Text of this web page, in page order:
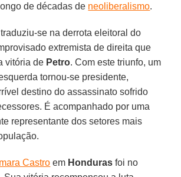
de décadas de neoliberalismo.
se na derrota eleitoral do
extremista de direita que
vitória de Petro. Com este triunfo, um
tornou-se presidente,
destino do assassinato sofrido
É acompanhado por uma
representante dos setores mais
Castro em Honduras foi no